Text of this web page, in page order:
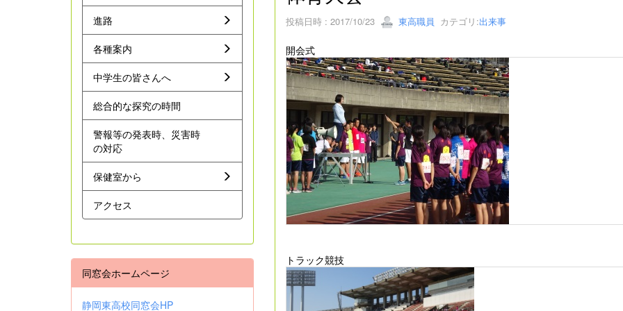
投稿日時 : 2017/10/23 東高職員 カテゴリ:出来事
開会式
トラック競技
進路
各種案内
中学生の皆さんへ
総合的な探究の時間
警報等の発表時、災害時
の対応
保健室から
アクセス
同窓会ホームページ
静岡東高校同窓会HP